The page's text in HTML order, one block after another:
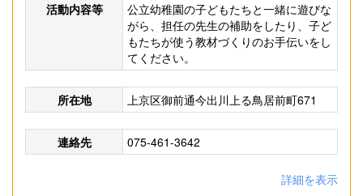
活動内容等
公立幼稚園の子どもたちと一緒に遊びな
がら、担任の先生の補助をしたり、子ど
もたちが使う教材づくりのお手伝いをし
てください。
所在地 上京区御前通今出川上る鳥居前町671
連絡先 075-461-3642
詳細を表示